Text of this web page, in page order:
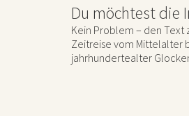
Du möchtest die
Kein Problem – den Text
Zeitreise vom Mittelalter
jahrhundertealter